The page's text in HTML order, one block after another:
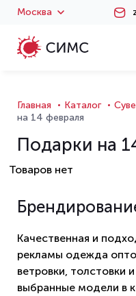
Москва
Главная Каталог
на 14 февраля
Подарки на
Товаров нет
Качественная и
рекламы одежда
ветровки, толстовки
выбранные модели в